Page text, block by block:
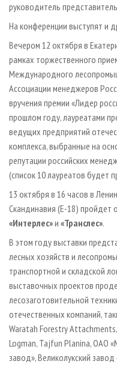
руководитель
На конференции выступят и
Вечером 12 октября в
рамках торжественного
Международного
Ассоциации менеджеров
вручения премии «Лидер
прошлом году, лауреатами
ведущих предприятий
комплекса, выбранные на
репутации российских
(список 10 лауреатов будет
13 октября в 16 часов в
Скандинавия (Е-18) пройдет
«Интерлес»и «Транслес».
В этом году выставки
лесных хозяйств и
транспортной и складской
выставочных проектов
лесозаготовительной
отечественных компаний,
Waratah Forestry
Logman, Tajfun Planina, ОАО
завод», Великолукский